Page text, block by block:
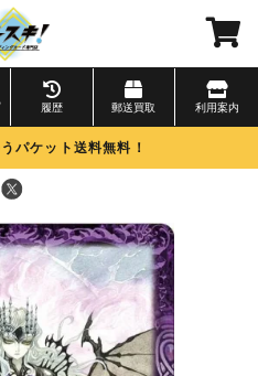
履歴 郵送買取 利用案内
パケット送料無料！